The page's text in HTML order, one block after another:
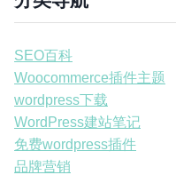
SEO百科
Woocommerce插件主题
wordpress下载
WordPress建站笔记
免费wordpress插件
品牌营销